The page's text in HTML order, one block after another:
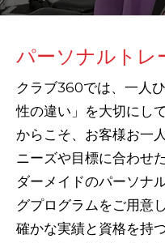
パーソナルトレ
クラブ360では、一人
性の違い」を大切にし
からこそ、お客様お一
ニーズや目標に合わせ
ダーメイドのパーソナ
グプログラムをご用意
確かな実績と資格を持